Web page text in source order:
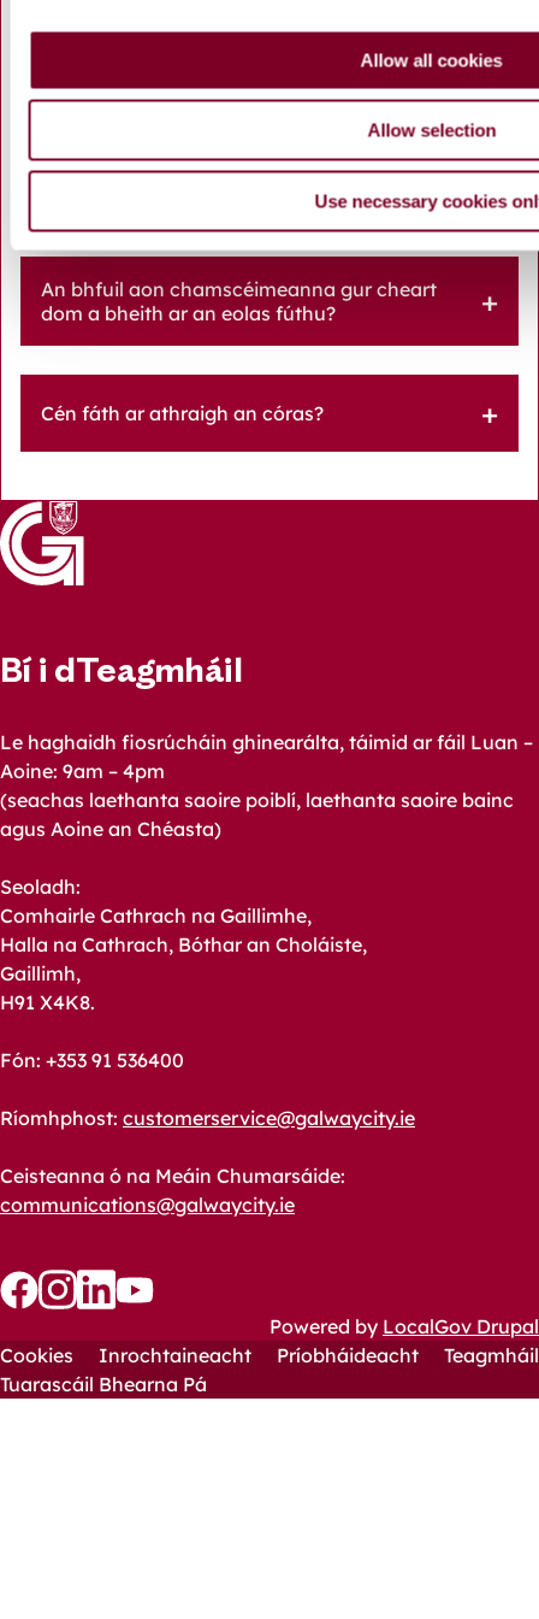
Allow all cookies
Allow selection
Use necessary cookies
Níl fón cliste agam. An mbeidh mé fós in ann
páirceáil go héasca?
Céard faoi chuairteoirí go Gaillimh?
An bhfuil aon chamscéimeanna gur cheart
dom a bheith ar an eolas fúthu?
Cén fáth ar athraigh an córas?
Bí i dTeagmháil
Le haghaidh fiosrúcháin ghinearálta, táimid ar fáil Luan –
Aoine: 9am – 4pm
(seachas laethanta saoire poiblí, laethanta saoire bainc
agus Aoine an Chéasta)
Seoladh:
Comhairle Cathrach na Gaillimhe,
Halla na Cathrach, Bóthar an Choláiste,
Gaillimh,
H91 X4K8.
Fón: +353 91 536400
Ríomhphost: customerservice@galwaycity.ie
Ceisteanna ó na Meáin Chumarsáide:
communications@galwaycity.ie
us
on
us
on on
us
on
Powered by LocalGov Drupal
Footer
Cookies Inrochtaineacht Príobháideacht
Teagmháil
Tuarascáil Bhearna Pá